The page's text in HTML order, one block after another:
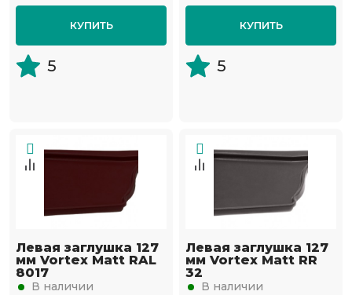
КУПИТЬ
5
КУПИТЬ
5
Левая заглушка 127
мм Vortex Matt RAL
8017
В наличии
Левая заглушка 127
мм Vortex Matt RR
32
В наличии